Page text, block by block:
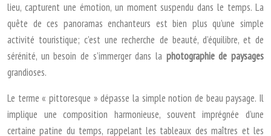
lieu, capturent une émotion, un moment suspendu dans le temps. La
quête de ces panoramas enchanteurs est bien plus qu’une simple
activité touristique; c’est une recherche de beauté, d’équilibre, et de
sérénité, un besoin de s’immerger dans la photographie de paysages
grandioses.
Le terme « pittoresque » dépasse la simple notion de beau paysage. Il
implique une composition harmonieuse, souvent imprégnée d’une
certaine patine du temps, rappelant les tableaux des maîtres et les